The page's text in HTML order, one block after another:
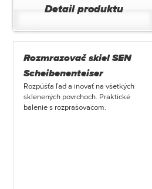
Detail produktu
Rozmrazovač skiel SEN
Scheibenenteiser
Rozpúšťa ľad a inovať na všetkých
sklenených povrchoch. Praktické
balenie s rozprašovačom.